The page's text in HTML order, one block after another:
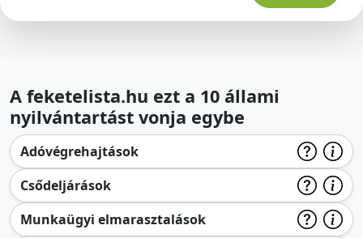
A feketelista.hu ezt a 10 állami
nyilvántartást vonja egybe
Adóvégrehajtások
Csődeljárások
Munkaügyi elmarasztalások